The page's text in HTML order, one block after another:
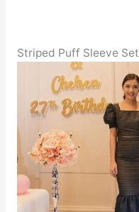
Striped Puff Sleeve Set